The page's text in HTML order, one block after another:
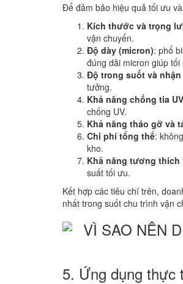
Để đảm bảo hiệu quả tối ưu
Kích thước và trọng
vận chuyển.
Độ dày (micron): phổ
đúng dải micron giúp
Độ trong suốt và nhận
tưởng.
Khả năng chống tia
chống UV.
Khả năng tháo gỡ và
Chi phí tổng thể:
kho.
Khả năng tương thích
suất tối ưu.
Kết hợp các tiêu chí trên,
nhất trong suốt chu trình vận
5. Ứng dụng thực